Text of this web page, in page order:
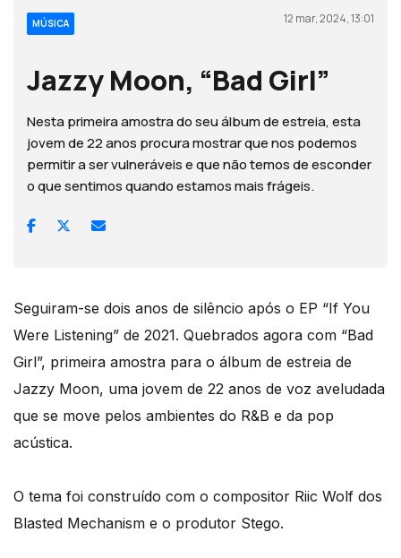
MÚSICA 12 mar, 2024, 13:01
Jazzy Moon, “Bad Girl”
Nesta primeira amostra do seu álbum de estreia, esta
jovem de 22 anos procura mostrar que nos podemos
permitir a ser vulneráveis e que não temos de esconder
o que sentimos quando estamos mais frágeis.
Seguiram-se dois anos de silêncio após o EP “If You
Were Listening” de 2021. Quebrados agora com “Bad
Girl”, primeira amostra para o álbum de estreia de
Jazzy Moon, uma jovem de 22 anos de voz aveludada
que se move pelos ambientes do R&B e da pop
acústica.
O tema foi construído com o compositor Riic Wolf dos
Blasted Mechanism e o produtor Stego.